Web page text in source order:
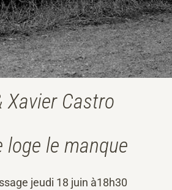
Xavier Castro
loge le manque
jeudi 18 juin à18h30